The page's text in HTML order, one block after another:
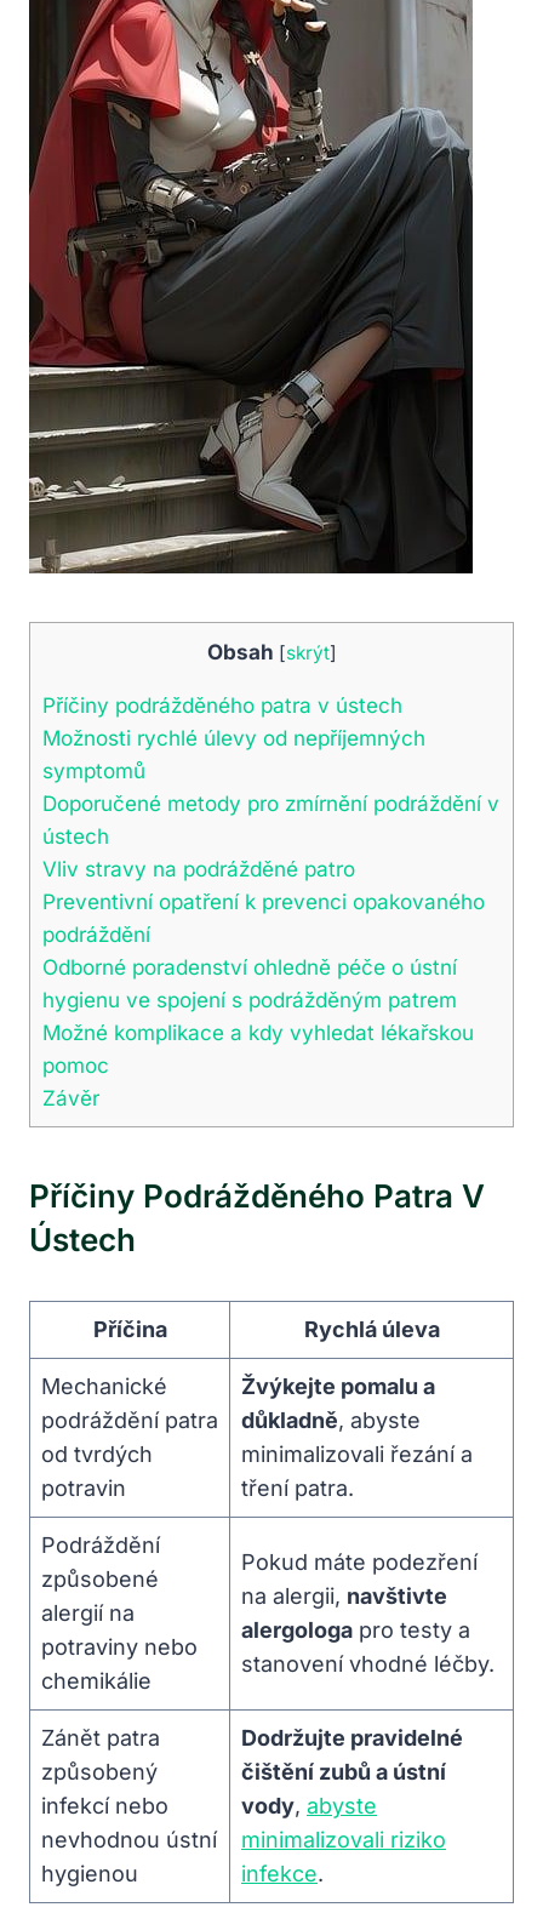
Obsah [skrýt]
Příčiny podrážděného patra v ústech
Možnosti rychlé úlevy od nepříjemných
symptomů
Doporučené metody pro zmírnění podráždění v
ústech
Vliv stravy na podrážděné patro
Preventivní opatření k prevenci opakovaného
podráždění
Odborné poradenství ohledně péče o ústní
hygienu ve spojení s podrážděným patrem
Možné komplikace a kdy vyhledat lékařskou
pomoc
Závěr
Příčiny Podrážděného Patra V
Ústech
Příčina Rychlá úleva
Mechanické
podráždění patra
od tvrdých
potravin
Žvýkejte pomalu a
důkladně, abyste
minimalizovali řezání a
tření patra.
Podráždění
způsobené
alergií na
potraviny nebo
chemikálie
Pokud máte podezření
na alergii, navštivte
alergologa pro testy a
stanovení vhodné léčby.
Zánět patra
způsobený
infekcí nebo
nevhodnou ústní
hygienou
Dodržujte pravidelné
čištění zubů a ústní
vody, abyste
minimalizovali riziko
infekce.